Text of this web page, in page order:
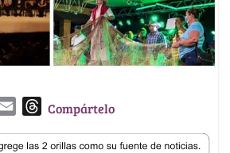
a
T
r
Compártelo